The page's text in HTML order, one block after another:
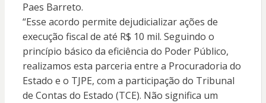
Paes Barreto.
“Esse acordo permite dejudicializar ações de
execução fiscal de até R$ 10 mil. Seguindo o
princípio básico da eficiência do Poder Público,
realizamos esta parceria entre a Procuradoria do
Estado e o TJPE, com a participação do Tribunal
de Contas do Estado (TCE). Não significa um